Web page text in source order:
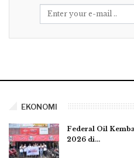
EKONOMI
Federal Oil
2026 di…